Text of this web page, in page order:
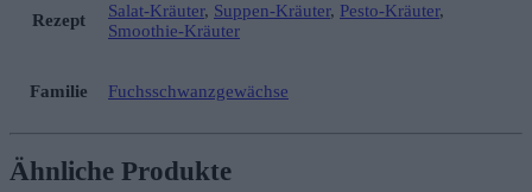
Rezept Salat-Kräuter, Suppen-Kräuter, Pesto-Kräuter,
Smoothie-Kräuter
Familie Fuchsschwanzgewächse
Ähnliche Produkte